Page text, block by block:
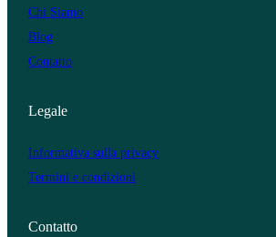
Chi Siamo
Blog
Contatto
Legale
Informativa sulla privacy
Termini e condizioni
Contatto